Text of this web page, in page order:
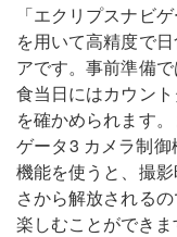
「エクリプスナビ
を用いて高精度で
アです。事前準備
食当日にはカウン
を確かめられます
ゲータ3 カメラ制
機能を使うと、撮
さから解放される
楽しむことができま